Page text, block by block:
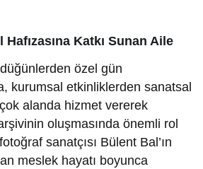
Hafızasına Katkı Sunan Aile
özel gün
kurumsal etkinliklerden sanatsal
alanda hizmet vererek
oluşmasında önemli rol
sanatçısı Bülent Bal’ın
meslek hayatı boyunca